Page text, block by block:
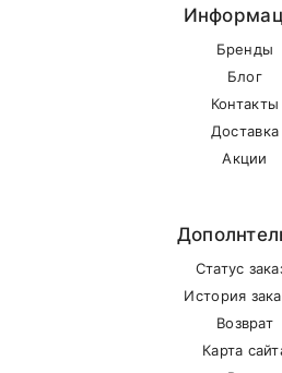
Бренды
Блог
Контакты
Доставка
Акции
Статус
История
Возврат
Карта